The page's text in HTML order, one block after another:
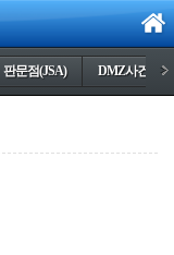
판문점(JSA) DMZ사건들 >